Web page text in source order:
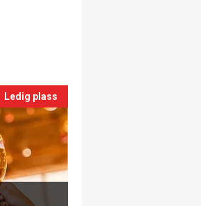
Ledig plass